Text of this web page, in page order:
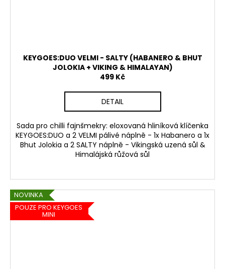
KEYGOES:DUO VELMI - SALTY (HABANERO & BHUT
JOLOKIA + VIKING & HIMALAYAN)
499 Kč
DETAIL
Sada pro chilli fajnšmekry: eloxovaná hliníková klíčenka
KEYGOES:DUO a 2 VELMI pálivé náplně - 1x Habanero a 1x
Bhut Jolokia a 2 SALTY náplně - Vikingská uzená sůl &
Himalájská růžová sůl
NOVINKA
POUZE PRO KEYGOES
MINI